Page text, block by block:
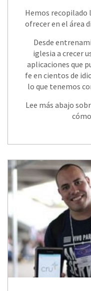
Hemos recopilado
ofrecer en el área
Desde
iglesia a crecer
aplicaciones que
fe en cientos de
lo que tenemos
Lee más abajo